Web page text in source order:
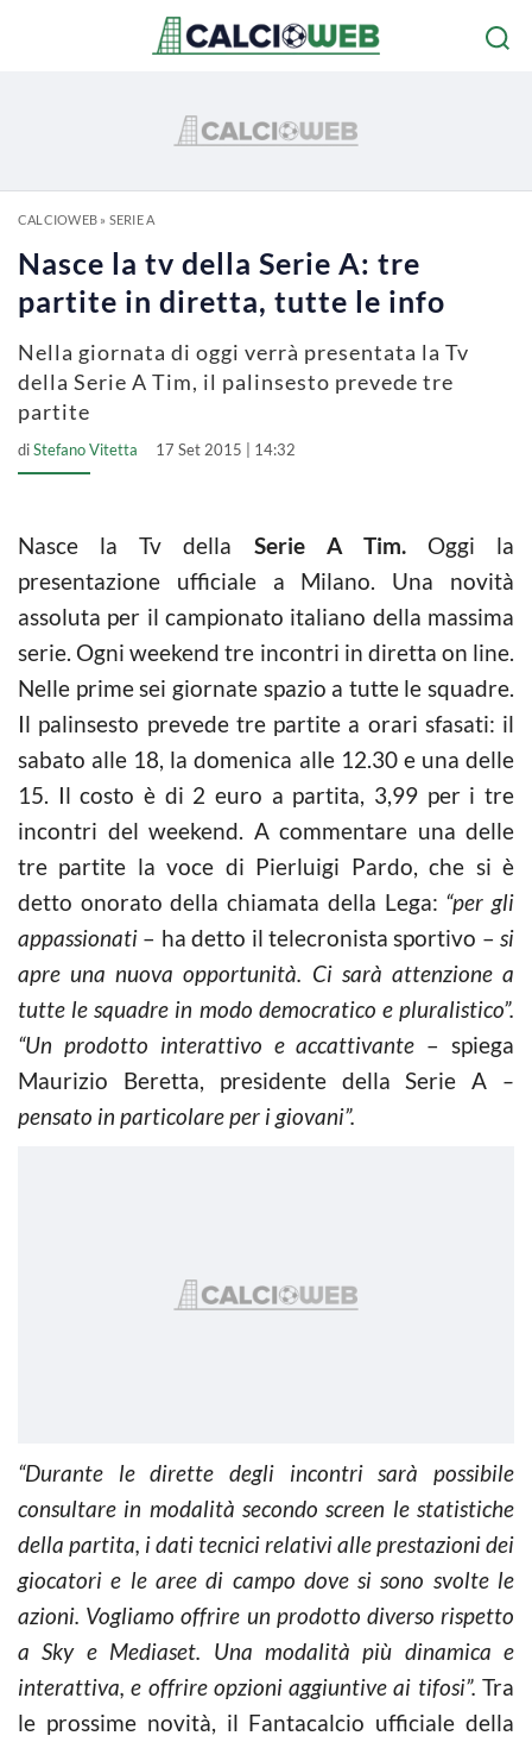
CALCIOWEB» SERIE A
Nasce la tv della Serie A: tre
partite in diretta, tutte le info
Nella giornata di oggi verrà presentata la Tv
della Serie A Tim, il palinsesto prevede tre
partite
diStefano Vitetta 17 Set 2015 | 14:32
Nasce la Tv della Serie A Tim.Oggi la
presentazione ufficiale a Milano. Una novità
assoluta per il campionato italiano della massima
serie. Ogni weekend tre incontri in diretta on line.
Nelle prime sei giornate spazio a tutte le squadre.
Il palinsesto prevede tre partite a orari sfasati: il
sabato alle 18, la domenica alle 12.30 e una delle
15. Il costo è di 2 euro a partita, 3,99 per i tre
incontri del weekend. A commentare una delle
tre partite la voce di Pierluigi Pardo, che si è
detto onorato della chiamata della Lega: “per gli
appassionati – ha detto il telecronista sportivo – si
apre una nuova opportunità. Ci sarà attenzione a
tutte le squadre in modo democratico e pluralistico”.
“Un prodotto interattivo e accattivante – spiega
Maurizio Beretta, presidente della Serie A –
pensato in particolare per i giovani”.
“Durante le dirette degli incontri sarà possibile
consultare in modalità secondo screen le statistiche
della partita, i dati tecnici relativi alle prestazioni dei
giocatori e le aree di campo dove si sono svolte le
azioni. Vogliamo offrire un prodotto diverso rispetto
a Sky e Mediaset. Una modalità più dinamica e
interattiva, e offrire opzioni aggiuntive ai tifosi”. Tra
le prossime novità, il Fantacalcio ufficiale della